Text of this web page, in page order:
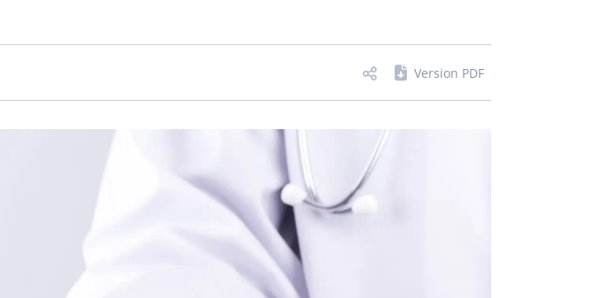
Version PDF